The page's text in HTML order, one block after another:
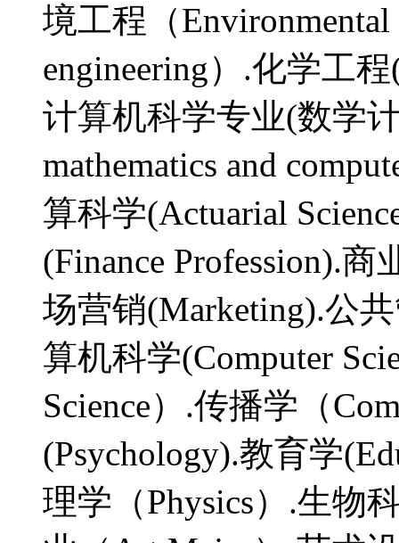
境工程（
engineering）.化学工
计算机科学专业(数学
mathematics and
算科学(Actuarial
(Finance Profession).商
场营销(Marketing).公
算机科学(Computer
Science）.传播学（
(Psychology).教育学
理学（Physics）.生物